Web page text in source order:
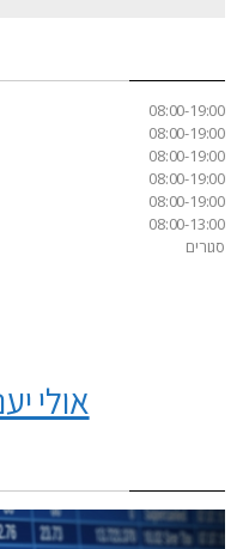
08:00-19:00
08:00-19:00
08:00-19:00
08:00-19:00
08:00-19:00
08:00-13:00
סגורים
אולי